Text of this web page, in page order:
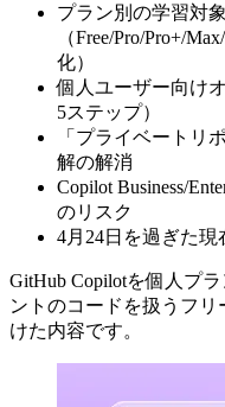
プラン別の学習対
（Free/Pro/Pro+/
化）
個人ユーザー向け
5ステップ）
「プライベートリ
解の解消
Copilot Business/
のリスク
4月24日を過ぎた
GitHub Copilotを個人プ
ントのコードを扱うフリ
けた内容です。